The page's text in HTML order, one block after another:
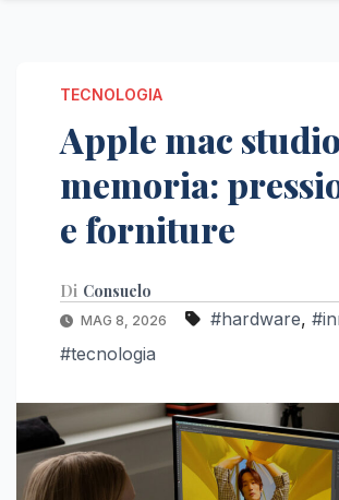
TECNOLOGIA
Apple mac studio
memoria:
e forniture
Di Consuelo
MAG 8, 2026 #hardware,
#tecnologia